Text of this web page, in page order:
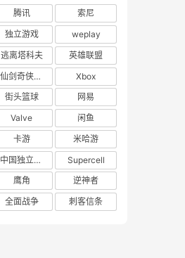
腾讯
索尼
独立游戏
weplay
逃离塔科夫
英雄联盟
仙剑奇侠传四
Xbox
街头篮球
网易
Valve
闲鱼
卡游
米哈游
中国独立游戏联盟
Supercell
鹰角
逆神者
全面战争 刺客信条